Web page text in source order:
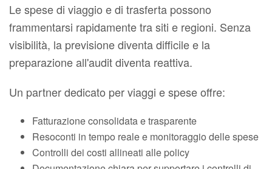
Le spese di viaggio e di trasferta possono
frammentarsi rapidamente tra siti e regioni. Senza
visibilità, la previsione diventa difficile e la
preparazione all'audit diventa reattiva.
Un partner dedicato per viaggi e spese offre:
Fatturazione consolidata e trasparente
Resoconti in tempo reale e monitoraggio delle spese
Controlli dei costi allineati alle policy